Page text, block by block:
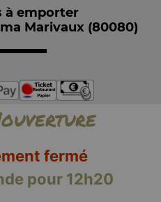
à emporter
Marivaux (80080)
fermé
pour 12h20